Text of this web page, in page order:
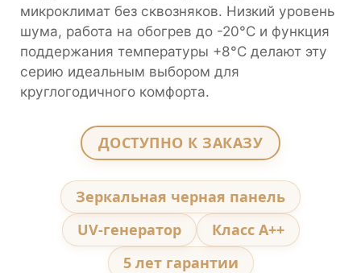
микроклимат без сквозняков. Низкий уровень
шума, работа на обогрев до -20°С и функция
поддержания температуры +8°С делают эту
серию идеальным выбором для
круглогодичного комфорта.
ДОСТУПНО К ЗАКАЗУ
Зеркальная черная панель
UV-генератор
Класс А++
5 лет гарантии